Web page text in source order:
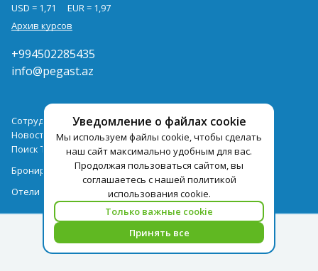
Уведомление о файлах cookie
Мы используем файлы cookie, чтобы сделать
наш сайт максимально удобным для вас.
Продолжая пользоваться сайтом, вы
соглашаетесь с нашей политикой
использования cookie.
Только важные cookie
Принять все
USD = 1,71
EUR = 1,97
Архив курсов
+994502285435
info@pegast.az
Сотрудничество
Новости
Поиск Тура
Бронирование Отелей
Отели